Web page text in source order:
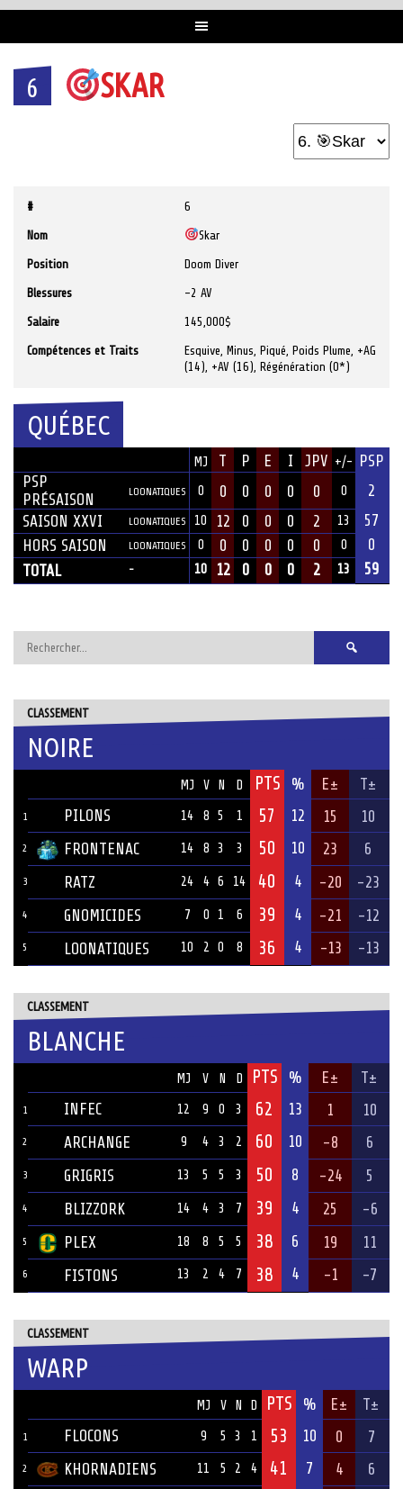
6 SKAR
# 6
Nom Skar
Position Doom Diver
Blessures -2 AV
Salaire 145,000$
Compétences et Traits
Esquive, Minus, Piqué, Poids Plume, +AG
(14), +AV (16), Régénération (0*)
QUÉBEC
MJ T P E I JPV +/- PSP
PSP
PRÉSAISON
LOONATIQUES 0 0 0 0 0 0 0
2
SAISON XXVI
LOONATIQUES 10 12 0 0 0 2 13
57
HORS SAISON
LOONATIQUES 0 0 0 0 0 0 0
0
TOTAL
- 10 12 0 0 0 2 13 59
Rechercher :
CLASSEMENT
NOIRE
MJ V N D PTS % E± T±
1 PILONS 14 8 5 1 57 12 15 10
2 FRONTENAC 14 8 3 3 50 10 23 6
3 RATZ 24 4 6 14 40 4 -20 -23
4 GNOMICIDES 7 0 1 6 39 4 -21 -12
5 LOONATIQUES 10 2 0 8 36 4 -13 -13
CLASSEMENT
BLANCHE
MJ V N D PTS % E± T±
1 INFEC 12 9 0 3 62 13 1 10
2 ARCHANGE 9 4 3 2 60 10 -8 6
3 GRIGRIS 13 5 5 3 50 8 -24 5
4 BLIZZORK 14 4 3 7 39 4 25 -6
5 PLEX 18 8 5 5 38 6 19 11
6 FISTONS 13 2 4 7 38 4 -1 -7
CLASSEMENT
WARP
MJ V N D PTS % E± T±
1 FLOCONS 9 5 3 1 53 10 0 7
2 KHORNADIENS 11 5 2 4 41 7 4 6